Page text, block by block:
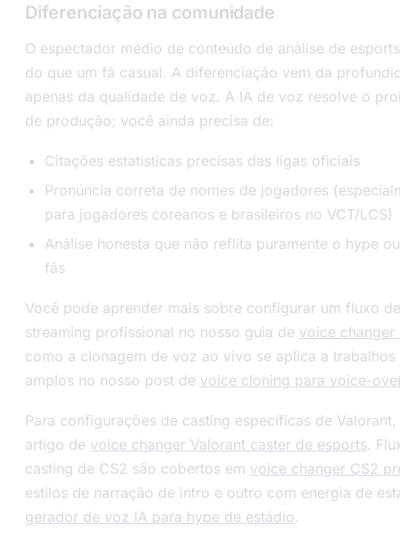
Diferenciação na comunidade
O espectador médio de conteúdo de análise de
do que um fã casual. A diferenciação vem da
apenas da qualidade de voz. A IA de voz resolve o
de produção; você ainda precisa de:
Citações estatísticas precisas das ligas oficiais
Pronúncia correta de nomes de jogadores
para jogadores coreanos e brasileiros no VCT/LCS)
Análise honesta que não reflita puramente o hype
fãs
Você pode aprender mais sobre configurar um fluxo
streaming profissional no nosso guia de voice changer
como a clonagem de voz ao vivo se aplica a
amplos no nosso post de voice cloning para voice-
Para configurações de casting específicas de
artigo de voice changer Valorant caster de esports.
casting de CS2 são cobertos em voice changer CS2
estilos de narração de intro e outro com energia de
gerador de voz IA para hype de estádio.